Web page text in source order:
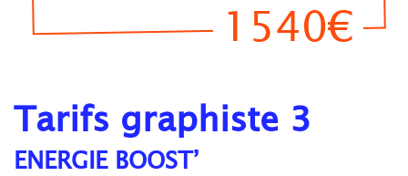
1540€
Tarifs graphiste 3
ENERGIE BOOST’